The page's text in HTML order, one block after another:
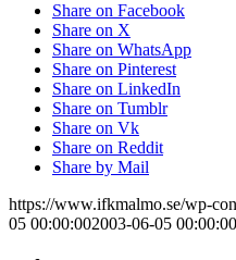
Share on Facebook
Share on X
Share on WhatsApp
Share on Pinterest
Share on LinkedIn
Share on Tumblr
Share on Vk
Share on Reddit
Share by Mail
https://www.ifkmalmo.se/wp-
05 00:00:002003-06-05 00:00:00